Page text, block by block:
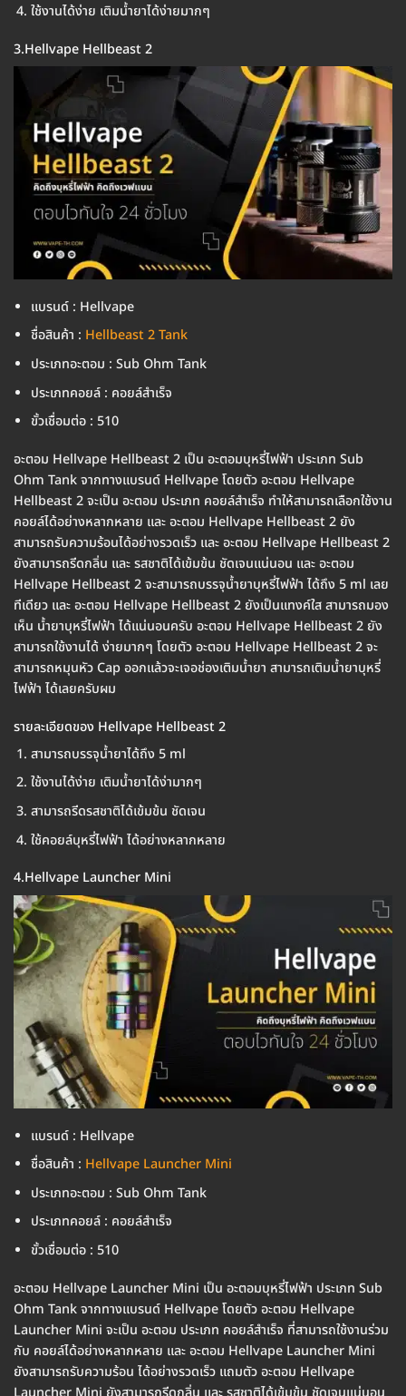
ใช้งานได้ง่าย เติมน้ำยาได้ง่ายมากๆ
3.Hellvape Hellbeast 2
แบรนด์ : Hellvape
ชื่อสินค้า : Hellbeast 2 Tank
ประเภทอะตอม : Sub Ohm Tank
ประเภทคอยล์ : คอยล์สำเร็จ
ขั้วเชื่อมต่อ : 510
อะตอม Hellvape Hellbeast 2 เป็น อะตอมบุหรี่ไฟฟ้า ประเภท Sub
Ohm Tank จากทางแบรนด์ Hellvape โดยตัว อะตอม Hellvape
Hellbeast 2 จะเป็น อะตอม ประเภท คอยล์สำเร็จ ทำให้สามารถเลือกใช้งาน
คอยล์ได้อย่างหลากหลาย และ อะตอม Hellvape Hellbeast 2 ยัง
สามารถรับความร้อนได้อย่างรวดเร็ว และ อะตอม Hellvape Hellbeast 2
ยังสามารถรีดกลิ่น และ รสชาติได้เข้มข้น ชัดเจนแน่นอน และ อะตอม
Hellvape Hellbeast 2 จะสามารถบรรจุน้ำยาบุหรี่ไฟฟ้า ได้ถึง 5 ml เลย
ทีเดียว และ อะตอม Hellvape Hellbeast 2 ยังเป็นแทงค์ใส สามารถมอง
เห็น น้ำยาบุหรี่ไฟฟ้า ได้แน่นอนครับ อะตอม Hellvape Hellbeast 2 ยัง
สามารถใช้งานได้ ง่ายมากๆ โดยตัว อะตอม Hellvape Hellbeast 2 จะ
สามารถหมุนหัว Cap ออกแล้วจะเจอช่องเติมน้ำยา สามารถเติมน้ำยาบุหรี่
ไฟฟ้า ได้เลยครับผม
รายละเอียดของ Hellvape Hellbeast 2
สามารถบรรจุน้ำยาได้ถึง 5 ml
ใช้งานได้ง่าย เติมน้ำยาได้ง่ามากๆ
สามารถรีดรสชาติได้เข้มข้น ชัดเจน
ใช้คอยล์บุหรี่ไฟฟ้า ได้อย่างหลากหลาย
4.Hellvape Launcher Mini
แบรนด์ : Hellvape
ชื่อสินค้า : Hellvape Launcher Mini
ประเภทอะตอม : Sub Ohm Tank
ประเภทคอยล์ : คอยล์สำเร็จ
ขั้วเชื่อมต่อ : 510
อะตอม Hellvape Launcher Mini เป็น อะตอมบุหรี่ไฟฟ้า ประเภท Sub
Ohm Tank จากทางแบรนด์ Hellvape โดยตัว อะตอม Hellvape
Launcher Mini จะเป็น อะตอม ประเภท คอยล์สำเร็จ ที่สามารถใช้งานร่วม
กับ คอยล์ได้อย่างหลากหลาย และ อะตอม Hellvape Launcher Mini
ยังสามารถรับความร้อน ได้อย่างรวดเร็ว แถมตัว อะตอม Hellvape